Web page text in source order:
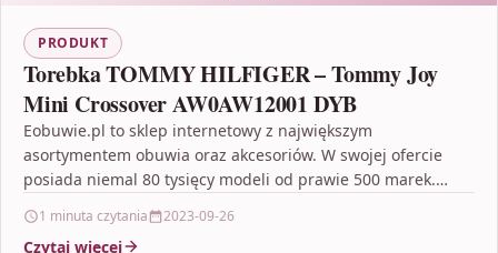
PRODUKT
Torebka TOMMY HILFIGER – Tommy Joy
Mini Crossover AW0AW12001 DYB
Eobuwie.pl to sklep internetowy z największym
asortymentem obuwia oraz akcesoriów. W swojej ofercie
posiada niemal 80 tysięcy modeli od prawie 500 marek.
1 minuta czytania 2023-09-26
Czytaj więcej